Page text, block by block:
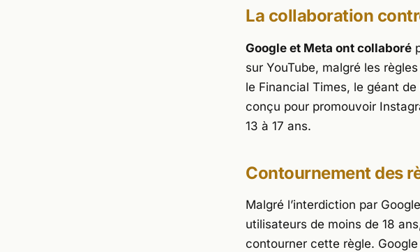
La collaboration
Google et Meta ont collaboré
sur YouTube, malgré les
le Financial Times, le géant
conçu pour promouvoir
13 à 17 ans.
Contournement des
Malgré l’interdiction par
utilisateurs de moins de 18
contourner cette règle.